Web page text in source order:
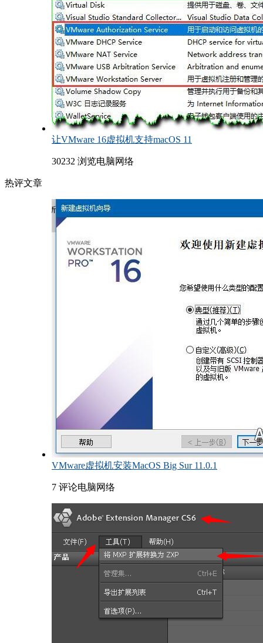
让VMware 16虚拟机支持macOS 11
30232 浏览电脑网络
热评文章
VMware虚拟机安装MacOS Big Sur 11.0.1
7 评论电脑网络